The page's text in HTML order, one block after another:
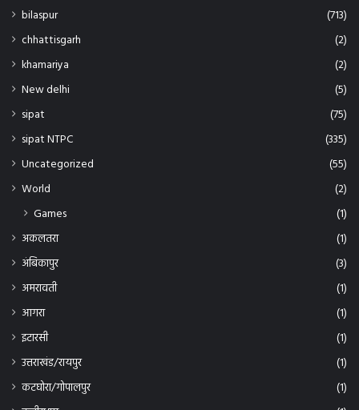
bilaspur
(713)
chhattisgarh
(2)
khamariya
(2)
New delhi
(5)
sipat
(75)
sipat NTPC
(335)
Uncategorized
(55)
World
(2)
Games (1)
अकलतरा
(1)
अंबिकापुर
(3)
अमरावती
(1)
आगरा
(1)
इटारसी
(1)
उत्तराखंड/रायपुर
(1)
कटघोरा/गोपालपुर
(1)
कबीरधाम
(1)